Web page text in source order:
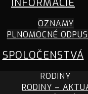
INFORMÁCIE
OZNAMY
PLNOMOCNÉ
SPOLOČENSTVÁ
RODINY
RODINY –